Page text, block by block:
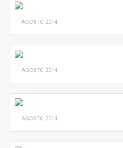
AGOSTO 2014
AGOSTO 2014
AGOSTO 2014